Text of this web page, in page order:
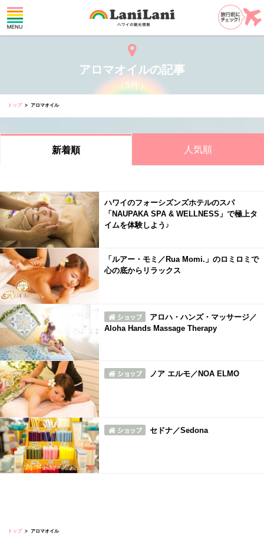
アロマオイルの記事
（5件）
トップ アロマオイル
新着順 人気順
ハワイのフォーシズンズホテルのスパ
「NAUPAKA SPA & WELLNESS」で極上タ
イムを体験しよう♪
「ルアー・モミ／Rua Momi.」のロミロミで
心の底からリラックス
アロハ・ハンズ・マッサージ／
Aloha Hands Massage Therapy
ノア エルモ／NOA ELMO
セドナ／Sedona
トップ アロマオイル